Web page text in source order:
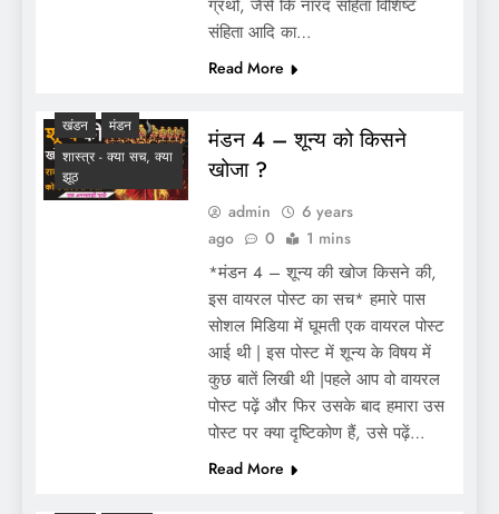
ग्रंथो, जैसे कि नारद संहिता विशिष्ट
संहिता आदि का…
Read More
खंडन
मंडन
शास्त्र - क्या सच, क्या
झूठ
मंडन 4 – शून्य को किसने
खोजा ?
admin
6 years
ago
0 1 mins
*मंडन 4 – शून्य की खोज किसने की,
इस वायरल पोस्ट का सच* हमारे पास
सोशल मिडिया में घूमती एक वायरल पोस्ट
आई थी | इस पोस्ट में शून्य के विषय में
कुछ बातें लिखी थी |पहले आप वो वायरल
पोस्ट पढ़ें और फिर उसके बाद हमारा उस
पोस्ट पर क्या दृष्टिकोण हैं, उसे पढ़ें…
Read More